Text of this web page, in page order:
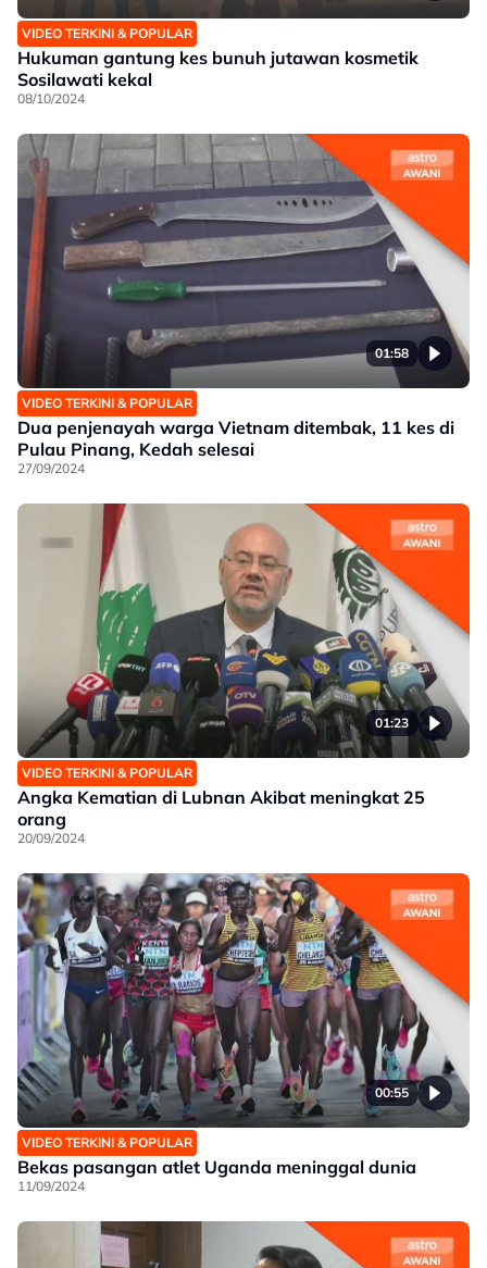
VIDEO TERKINI & POPULAR
Hukuman gantung kes bunuh jutawan kosmetik
Sosilawati kekal
08/10/2024
01:58
VIDEO TERKINI & POPULAR
Dua penjenayah warga Vietnam ditembak, 11 kes di
Pulau Pinang, Kedah selesai
27/09/2024
01:23
VIDEO TERKINI & POPULAR
Angka Kematian di Lubnan Akibat meningkat 25
orang
20/09/2024
00:55
VIDEO TERKINI & POPULAR
Bekas pasangan atlet Uganda meninggal dunia
11/09/2024